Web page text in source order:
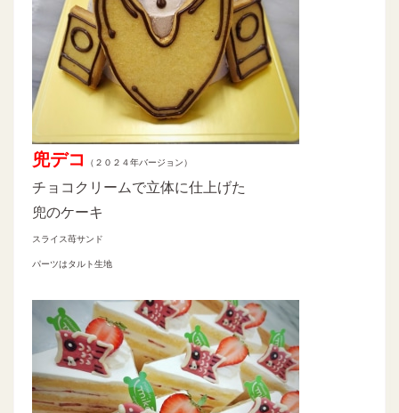
兜デコ （２０２４年バージョン）
チョコクリームで立体に仕上げた
兜のケーキ
スライス苺サンド
パーツはタルト生地